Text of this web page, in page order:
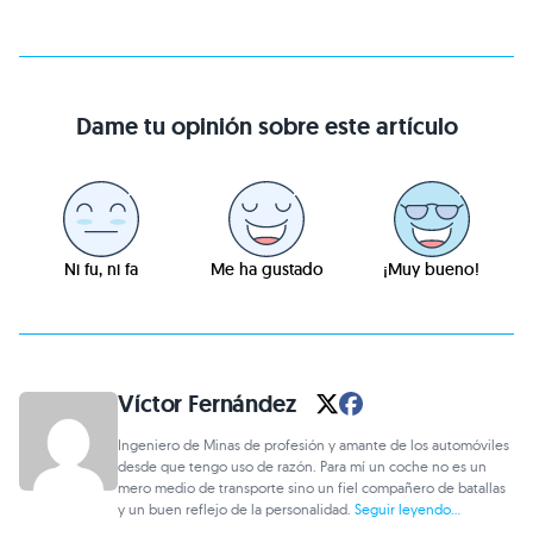
Dame tu opinión sobre este artículo
Ni fu, ni fa Me ha gustado ¡Muy bueno!
Víctor Fernández
Ingeniero de Minas de profesión y amante de los automóviles
desde que tengo uso de razón. Para mí un coche no es un
mero medio de transporte sino un fiel compañero de batallas
y un buen reflejo de la personalidad.Seguir leyendo...